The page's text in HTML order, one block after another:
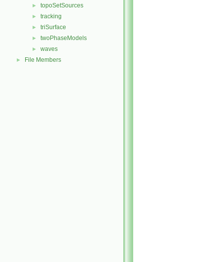
► topoSetSources
► tracking
► triSurface
► twoPhaseModels
► waves
► File Members